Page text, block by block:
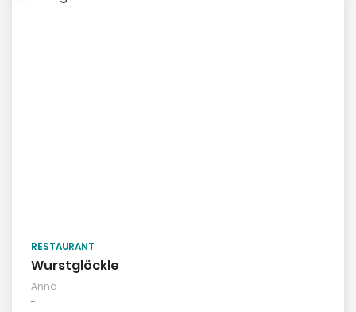
RESTAURANT
Wurstglöckle
Anno
-